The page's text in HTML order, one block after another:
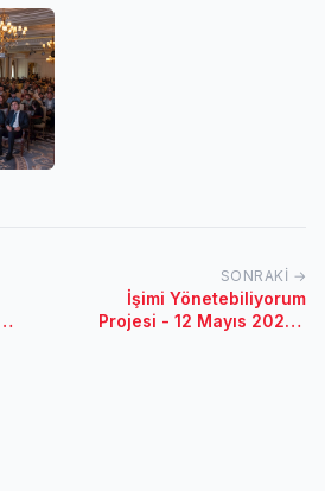
SONRAKI →
İşimi Yönetebiliyorum
Projesi - 12 Mayıs 2022 /